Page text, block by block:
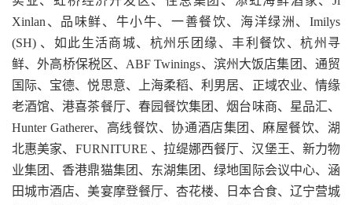
Xinlan、品味鲜、牛小牛、一善餐饮、海洋绿洲、Imilys
(SH) 、如此生活商城、杭州乐团缘、丰利餐饮、杭州寻
鲜、外高桥保税区、ABF Twinings、滨州大饭店集团、通贸
国际、宝德、悦思意、上海柔稻、利男居、正域农业、情缘
老酒馆、港喜茶餐厅、春园餐饮集团、烟台味商、星品汇、
Hunter Gatherer、高线餐饮、协通酒店集团、麻屋餐饮、湖
北惠美家、FURNITURE 、拉缇娜西餐厅、汉堡王、新力物
业集团、香港鼎猫集团、东湖集团、绿地国际会议中心、涵
田城市酒店、美宴摩登餐厅、杏花楼、日本合食、辽宁营城